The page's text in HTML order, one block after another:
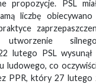
propozycje. PSL
liczbę
lutego PSL
ludowego, co
PPR, który 27 lutego